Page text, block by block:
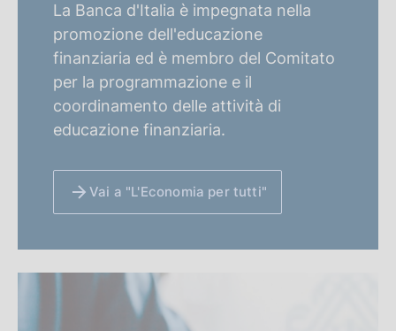
La Banca d'Italia è impegnata nella
promozione dell'educazione
finanziaria ed è membro del Comitato
per la programmazione e il
coordinamento delle attività di
educazione finanziaria.
Vai a "L'Economia per tutti"